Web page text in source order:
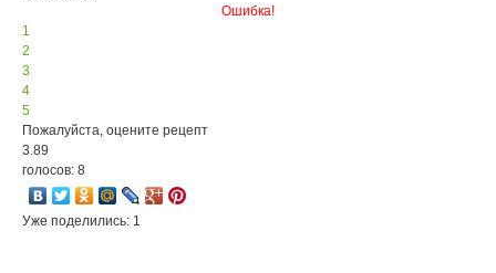
Ошибка!
1
2
3
4
5
Пожалуйста, оцените рецепт
3.89
голосов: 8
Уже поделились: 1